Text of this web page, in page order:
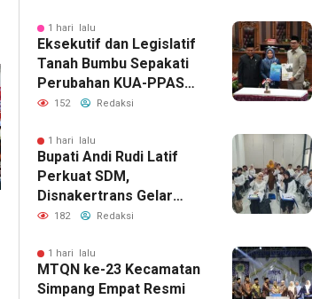
1 hari lalu
Eksekutif dan Legislatif
Tanah Bumbu Sepakati
Perubahan KUA-PPAS
2026, Perkuat Sinergi
152 Redaksi
1 hari lalu
Bupati Andi Rudi Latif
Perkuat SDM,
Disnakertrans Gelar
Pelatihan Desain Grafis
182 Redaksi
1 hari lalu
MTQN ke-23 Kecamatan
Simpang Empat Resmi